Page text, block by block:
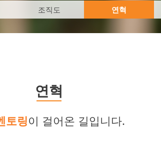
조직도 연혁
연혁
토링이 걸어온 길입니다.